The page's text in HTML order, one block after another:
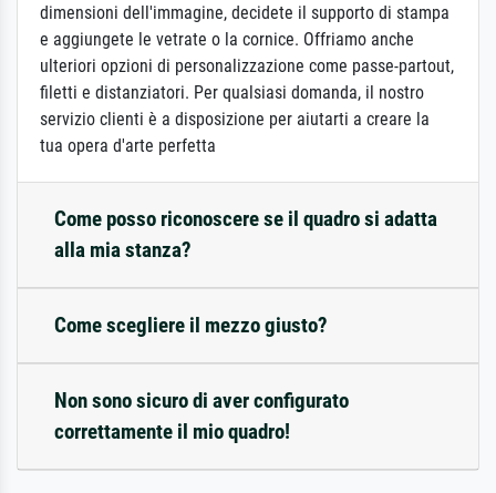
dimensioni dell'immagine, decidete il supporto di stampa
e aggiungete le vetrate o la cornice. Offriamo anche
ulteriori opzioni di personalizzazione come passe-partout,
filetti e distanziatori. Per qualsiasi domanda, il nostro
servizio clienti è a disposizione per aiutarti a creare la
tua opera d'arte perfetta
Come posso riconoscere se il quadro si adatta
alla mia stanza?
Come scegliere il mezzo giusto?
Non sono sicuro di aver configurato
correttamente il mio quadro!